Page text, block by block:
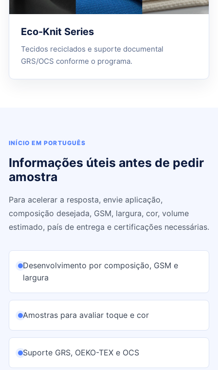
Eco-Knit Series
Tecidos reciclados e suporte documental
GRS/OCS conforme o programa.
INÍCIO EM PORTUGUÊS
Informações úteis antes de pedir
amostra
Para acelerar a resposta, envie aplicação,
composição desejada, GSM, largura, cor, volume
estimado, país de entrega e certificações necessárias.
Desenvolvimento por composição, GSM e
largura
Amostras para avaliar toque e cor
Suporte GRS, OEKO-TEX e OCS